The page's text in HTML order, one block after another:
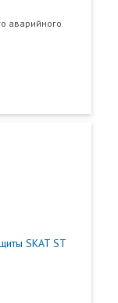
аварийного
SKAT ST